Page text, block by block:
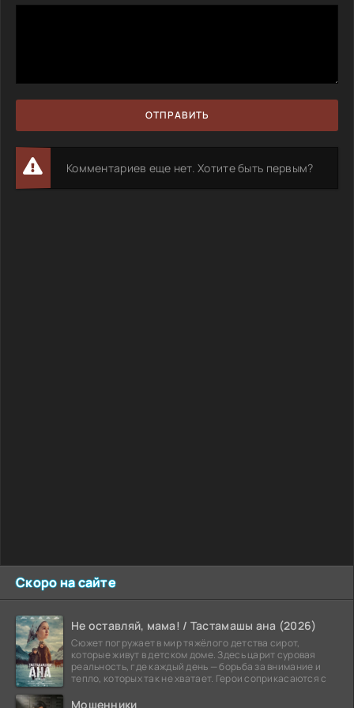
Скоро на сайте
Не оставляй, мама! / Тастамашы ана (2026)
Сюжет погружает в мир тяжёлого детства сирот,
которые живут в детском доме. Здесь царит суровая
реальность, где каждый день — борьба за внимание и
тепло, которых так не хватает. Герои соприкасаются с
Мошенники
ОТПРАВИТЬ
Комментариев еще нет. Хотите быть первым?